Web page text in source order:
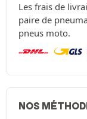
Les frais de
paire de
pneus moto.
NOS